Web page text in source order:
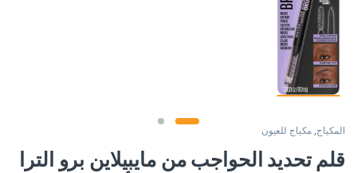
المكياج مكياج للعيون
قلم تحديد الحواجب من مايبيلاين برو الترا